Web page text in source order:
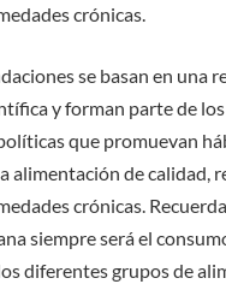
crónicas.
se basan en una
y forman parte de
que promuevan
alimentación de calidad,
crónicas.
siempre será el
diferentes grupos de